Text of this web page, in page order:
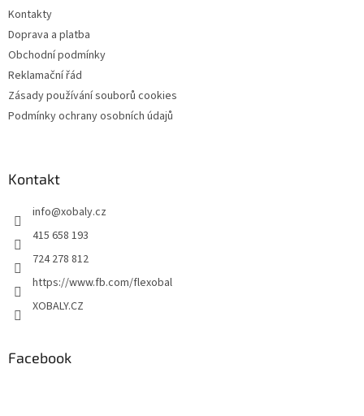
Kontakty
Doprava a platba
Obchodní podmínky
Reklamační řád
Zásady používání souborů cookies
Podmínky ochrany osobních údajů
Kontakt
info@xobaly.cz
415 658 193
724 278 812
https://www.fb.com/flexobal
XOBALY.CZ
Facebook